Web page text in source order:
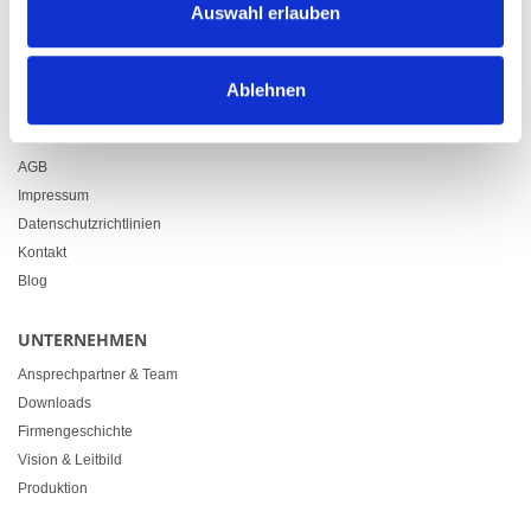
Auswahl erlauben
Ablehnen
info@heimgartner.com
Downloads
AGB
Impressum
Datenschutzrichtlinien
Kontakt
Blog
UNTERNEHMEN
Ansprechpartner & Team
Downloads
Firmengeschichte
Vision & Leitbild
Produktion